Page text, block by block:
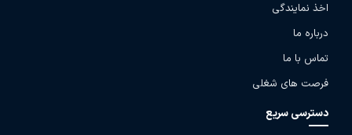
اخذ نمایندگی
درباره ما
تماس با ما
فرصت های شغلی
دسترسی سریع